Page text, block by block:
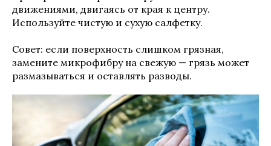
движениями, двигаясь от края к центру.
Используйте чистую и сухую салфетку.
Совет: если поверхность слишком грязная,
замените микрофибру на свежую — грязь может
размазываться и оставлять разводы.